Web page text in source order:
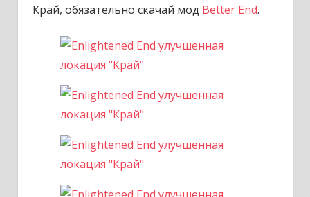
Край, обязательно скачай мод Better End.